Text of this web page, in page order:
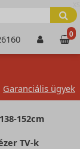
0
Garanciális ügyek
138-152cm
TV-k